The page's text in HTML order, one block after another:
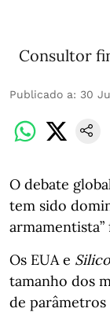
Consultor
Publicado a: 30
O debate
tem sido
Os EUA e
tamanho dos
de